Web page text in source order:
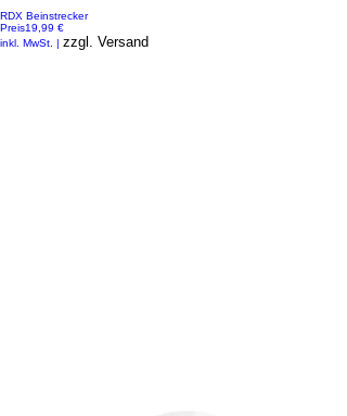
RDX Beinstrecker
Preis19,99 €
inkl. MwSt. | zzgl. Versand